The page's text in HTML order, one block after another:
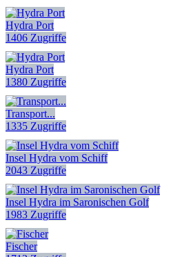
Hydra Port
1406 Zugriffe
Hydra Port
1380 Zugriffe
Transport...
1335 Zugriffe
Insel Hydra vom Schiff
2043 Zugriffe
Insel Hydra im Saronischen Golf
1983 Zugriffe
Fischer